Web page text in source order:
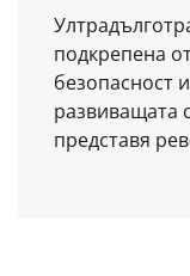
подкрепена
безопасност
развиващата
представя